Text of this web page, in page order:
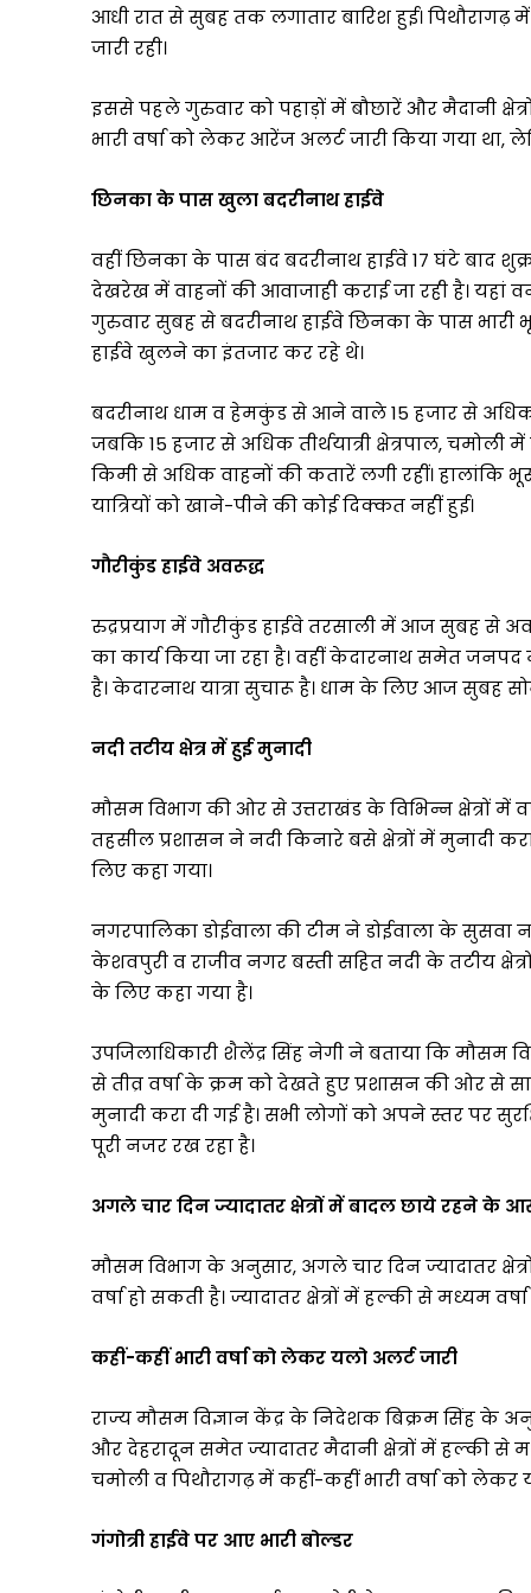
आधी रात से सुबह तक लगातार बारिश हुई।
जारी रही।
इससे पहले गुरुवार को पहाड़ों में बौछारें और मैदानी
भारी वर्षा को लेकर आरेंज अलर्ट जारी किया गया
छिनका के पास खुला बदरीनाथ हाईवे
वहीं छिनका के पास बंद बदरीनाथ हाईवे 17 घंटे बाद
देखरेख में वाहनों की आवाजाही कराई जा रही है। यहां
गुरुवार सुबह से बदरीनाथ हाईवे छिनका के पास भारी
हाईवे खुलने का इंतजार कर रहे थे।
बदरीनाथ धाम व हेमकुंड से आने वाले 15 हजार से अधिक
जबकि 15 हजार से अधिक तीर्थयात्री क्षेत्रपाल,
किमी से अधिक वाहनों की कतारें लगी रहीं।
यात्रियों को खाने-पीने की कोई दिक्कत नहीं हुई।
गौरीकुंड हाईवे अवरूद्ध
रुद्रप्रयाग में गौरीकुंड हाईवे तरसाली में आज सुबह से
का कार्य किया जा रहा है। वहीं केदारनाथ समेत
है। केदारनाथ यात्रा सुचारू है। धाम के लिए आज सुबह
नदी तटीय क्षेत्र में हुई मुनादी
मौसम विभाग की ओर से उत्तराखंड के विभिन्न क्षेत्रों में
तहसील प्रशासन ने नदी किनारे बसे क्षेत्रों में मुनादी
लिए कहा गया।
नगरपालिका डोईवाला की टीम ने डोईवाला के सुसवा
केशवपुरी व राजीव नगर बस्ती सहित नदी के तटीय
के लिए कहा गया है।
उपजिलाधिकारी शैलेंद्र सिंह नेगी ने बताया कि मौसम
से तीव्र वर्षा के क्रम को देखते हुए प्रशासन की ओर से
मुनादी करा दी गई है। सभी लोगों को अपने स्तर पर
पूरी नजर रख रहा है।
अगले चार दिन ज्यादातर क्षेत्रों में बादल छाये रहने के
मौसम विभाग के अनुसार, अगले चार दिन ज्यादातर
वर्षा हो सकती है। ज्यादातर क्षेत्रों में हल्की से मध्यम
कहीं-कहीं भारी वर्षा को लेकर यलो अलर्ट जारी
राज्य मौसम विज्ञान केंद्र के निदेशक बिक्रम सिंह के
और देहरादून समेत ज्यादातर मैदानी क्षेत्रों में हल्की से
चमोली व पिथौरागढ़ में कहीं-कहीं भारी वर्षा को लेकर
गंगोत्री हाईवे पर आए भारी बोल्डर
के
को
किया
और